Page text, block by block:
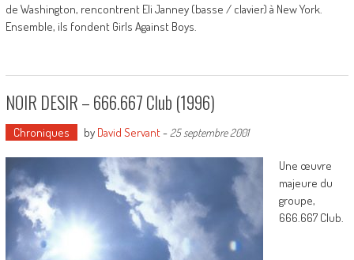
de Washington, rencontrent Eli Janney (basse / clavier) à New York.
Ensemble, ils fondent Girls Against Boys.
NOIR DESIR – 666.667 Club (1996)
Chroniques by David Servant- 25 septembre 2001
Une œuvre
majeure du
groupe,
666.667 Club.